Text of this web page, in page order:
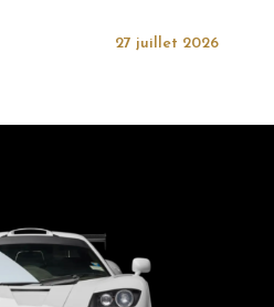
27 juillet 2026